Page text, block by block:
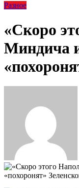
Разное
«Скоро
Миндича